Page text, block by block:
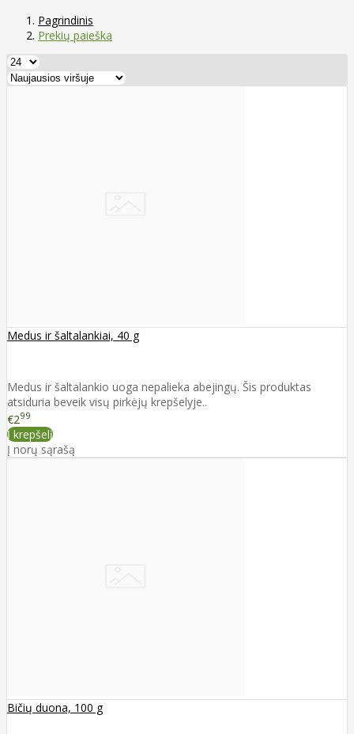
Pagrindinis
Prekių paieška
Medus ir šaltalankiai, 40 g
Medus ir šaltalankio uoga nepalieka abejingų. Šis produktas
atsiduria beveik visų pirkėjų krepšelyje..
€299
Į krepšelį
Į norų sąrašą
Bičių duona, 100 g